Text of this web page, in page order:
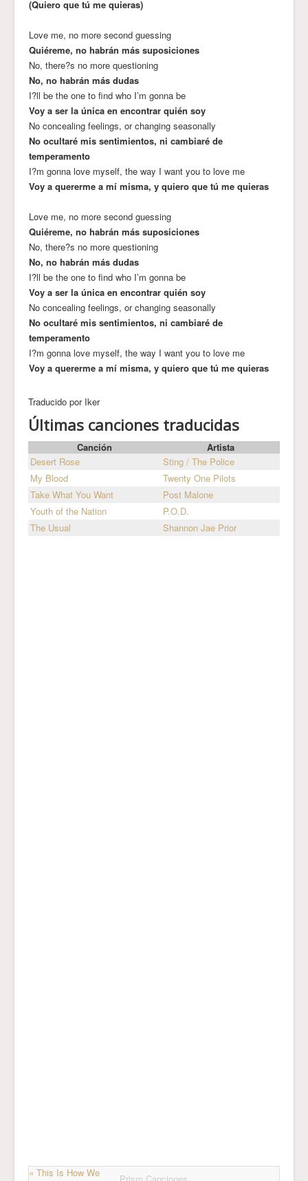
(Quiero que tú me quieras)
Love me, no more second guessing
Quiéreme, no habrán más suposiciones
No, there?s no more questioning
No, no habrán más dudas
I?ll be the one to find who I’m gonna be
Voy a ser la única en encontrar quién soy
No concealing feelings, or changing seasonally
No ocultaré mis sentimientos, ni cambiaré de
temperamento
I?m gonna love myself, the way I want you to love me
Voy a quererme a mí misma, y quiero que tú me quieras
Love me, no more second guessing
Quiéreme, no habrán más suposiciones
No, there?s no more questioning
No, no habrán más dudas
I?ll be the one to find who I’m gonna be
Voy a ser la única en encontrar quién soy
No concealing feelings, or changing seasonally
No ocultaré mis sentimientos, ni cambiaré de
temperamento
I?m gonna love myself, the way I want you to love me
Voy a quererme a mí misma, y quiero que tú me quieras
Traducido por Iker
Últimas canciones traducidas
Canción
Artista
Desert Rose
Sting / The Police
My Blood
Twenty One Pilots
Take What You Want
Post Malone
Youth of the Nation
P.O.D.
The Usual
Shannon Jae Prior
« This Is How We